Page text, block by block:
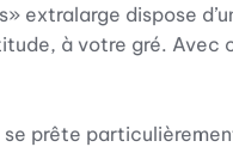
extralarge dispose
à votre gré. Avec
se prête